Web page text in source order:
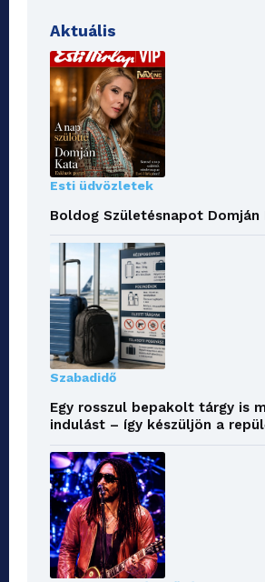
Aktuális
Esti üdvözletek
Boldog Születésnapot Domján
Szabadidő
Egy rosszul bepakolt tárgy is
indulást – így készüljön a